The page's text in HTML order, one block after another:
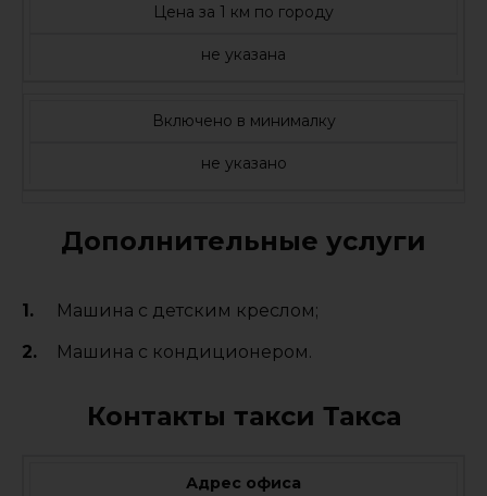
Цена за 1 км по городу
не указана
Включено в минималку
не указано
Дополнительные услуги
Машина с детским креслом;
Машина с кондиционером.
Контакты такси Такса
Адрес офиса